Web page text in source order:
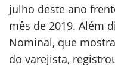
julho deste ano
mês de 2019. Além
Nominal, que
do varejista,